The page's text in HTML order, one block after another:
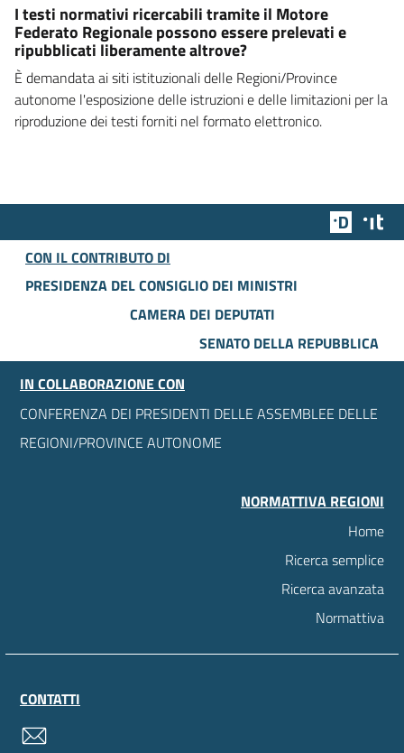
I testi normativi ricercabili tramite il Motore
Federato Regionale possono essere prelevati e
ripubblicati liberamente altrove?
È demandata ai siti istituzionali delle Regioni/Province
autonome l'esposizione delle istruzioni e delle limitazioni per la
riproduzione dei testi forniti nel formato elettronico.
Team
CON IL CONTRIBUTO DI
PRESIDENZA DEL CONSIGLIO DEI MINISTRI
CAMERA DEI DEPUTATI
SENATO DELLA REPUBBLICA
IN COLLABORAZIONE CON
CONFERENZA DEI PRESIDENTI DELLE ASSEMBLEE DELLE
REGIONI/PROVINCE AUTONOME
NORMATTIVA REGIONI
Home
Ricerca semplice
Ricerca avanzata
Normattiva
CONTATTI